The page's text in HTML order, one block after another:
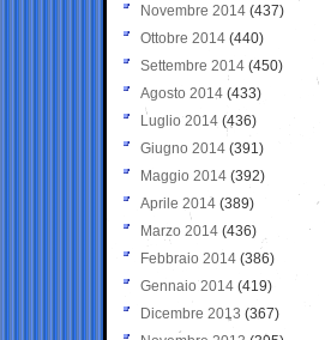
Novembre 2014 (437)
Ottobre 2014 (440)
Settembre 2014 (450)
Agosto 2014 (433)
Luglio 2014 (436)
Giugno 2014 (391)
Maggio 2014 (392)
Aprile 2014 (389)
Marzo 2014 (436)
Febbraio 2014 (386)
Gennaio 2014 (419)
Dicembre 2013 (367)